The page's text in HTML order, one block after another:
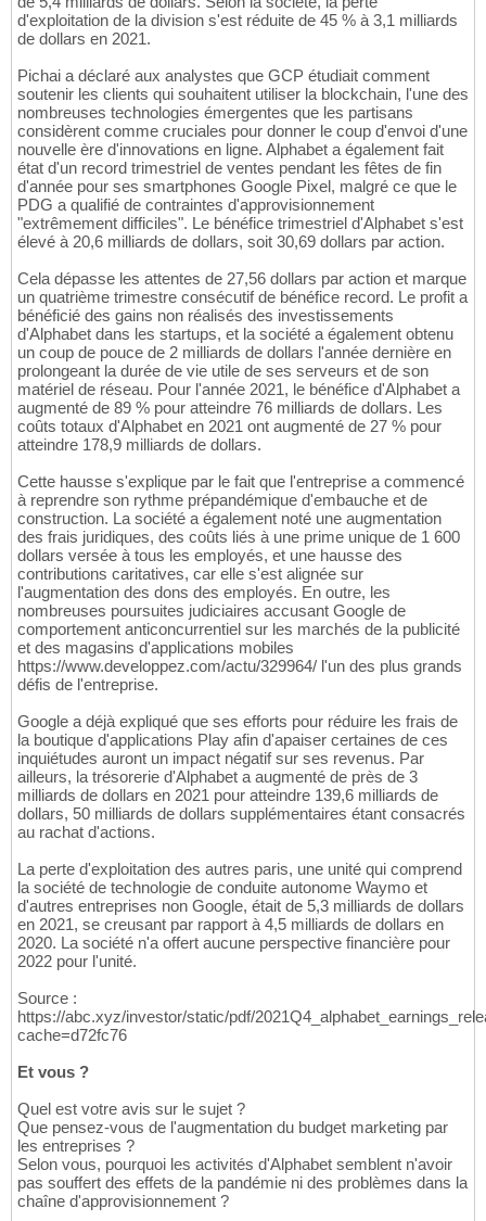
d'exploitation de la division s'est réduite de 45 % à 3,1 milliards
de dollars en 2021.
Pichai a déclaré aux analystes que GCP étudiait comment
soutenir les clients qui souhaitent utiliser la blockchain, l'une des
nombreuses technologies émergentes que les partisans
considèrent comme cruciales pour donner le coup d'envoi d'une
nouvelle ère d'innovations en ligne. Alphabet a également fait
état d'un record trimestriel de ventes pendant les fêtes de fin
d'année pour ses smartphones Google Pixel, malgré ce que le
PDG a qualifié de contraintes d'approvisionnement
"extrêmement difficiles". Le bénéfice trimestriel d'Alphabet s'est
élevé à 20,6 milliards de dollars, soit 30,69 dollars par action.
Cela dépasse les attentes de 27,56 dollars par action et marque
un quatrième trimestre consécutif de bénéfice record. Le profit a
bénéficié des gains non réalisés des investissements
d'Alphabet dans les startups, et la société a également obtenu
un coup de pouce de 2 milliards de dollars l'année dernière en
prolongeant la durée de vie utile de ses serveurs et de son
matériel de réseau. Pour l'année 2021, le bénéfice d'Alphabet a
augmenté de 89 % pour atteindre 76 milliards de dollars. Les
coûts totaux d'Alphabet en 2021 ont augmenté de 27 % pour
atteindre 178,9 milliards de dollars.
Cette hausse s'explique par le fait que l'entreprise a commencé
à reprendre son rythme prépandémique d'embauche et de
construction. La société a également noté une augmentation
des frais juridiques, des coûts liés à une prime unique de 1 600
dollars versée à tous les employés, et une hausse des
contributions caritatives, car elle s'est alignée sur
l'augmentation des dons des employés. En outre, les
nombreuses poursuites judiciaires accusant Google de
comportement anticoncurrentiel sur les marchés de la publicité
et des magasins d'applications mobiles
https://www.developpez.com/actu/329964/ l'un des plus grands
défis de l'entreprise.
Google a déjà expliqué que ses efforts pour réduire les frais de
la boutique d'applications Play afin d'apaiser certaines de ces
inquiétudes auront un impact négatif sur ses revenus. Par
ailleurs, la trésorerie d'Alphabet a augmenté de près de 3
milliards de dollars en 2021 pour atteindre 139,6 milliards de
dollars, 50 milliards de dollars supplémentaires étant consacrés
au rachat d'actions.
La perte d'exploitation des autres paris, une unité qui comprend
la société de technologie de conduite autonome Waymo et
d'autres entreprises non Google, était de 5,3 milliards de dollars
en 2021, se creusant par rapport à 4,5 milliards de dollars en
2020. La société n'a offert aucune perspective financière pour
2022 pour l'unité.
Source :
https://abc.xyz/investor/static/pdf/
cache=d72fc76
Et vous ?
Quel est votre avis sur le sujet ?
Que pensez-vous de l'augmentation du budget marketing par
les entreprises ?
Selon vous, pourquoi les activités d'Alphabet semblent n'avoir
pas souffert des effets de la pandémie ni des problèmes dans la
chaîne d'approvisionnement ?